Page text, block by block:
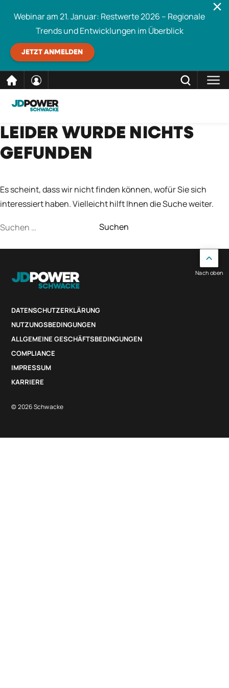
direkt
zum
Inhalt
Webinar am 21. Januar: Restwerte 2026 – Regionale
Trends und Entwicklungen im Überblick
JETZT ANMELDEN
Schwacke durchsuchen SCHLIESSEN
LEIDER WURDE NICHTS
GEFUNDEN
Es scheint, dass wir nicht finden können, wofür Sie sich
interessiert haben. Vielleicht hilft Ihnen die Suche weiter.
Suchen
DATENSCHUTZERKLÄRUNG
NUTZUNGSBEDINGUNGEN
ALLGEMEINE GESCHÄFTSBEDINGUNGEN
COMPLIANCE
IMPRESSUM
KARRIERE
© 2026 Schwacke
Nach oben